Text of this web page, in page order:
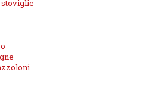
stoviglie